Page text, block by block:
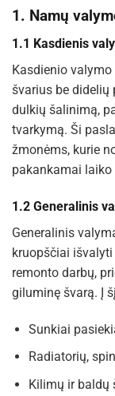
1. Namų
1.1 Kasdienis
Kasdienio
švarius be didelių
dulkių šalinimą,
tvarkymą. Ši
žmonėms, kurie
pakankamai
1.2 Generalinis
Generalinis
kruopščiai
remonto darbų,
giluminę švarą. Į
Sunkiai
Radiatorių,
Kilimų ir baldų